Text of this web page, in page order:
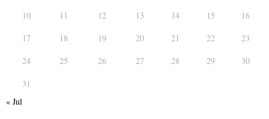
10
11 12 13 14 15
16
17
18 19 20 21 22
23
24
25 26 27 28 29
30
31
« Jul